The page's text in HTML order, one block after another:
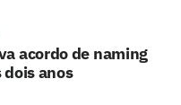
acordo de naming
anos